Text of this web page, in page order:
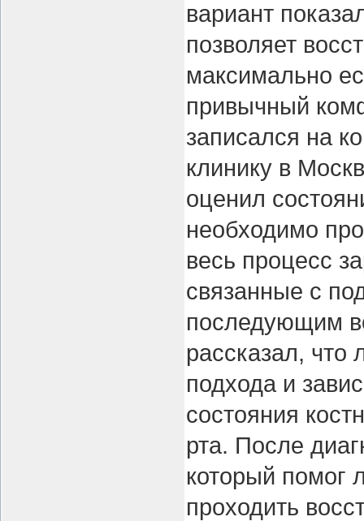
вариант
позволяет
максимально
привычный
записался на
клинику в
оценил
необходимо
весь процесс
связанные с
последующим
рассказал, что
подхода и
состояния
рта. После
который помог
проходить